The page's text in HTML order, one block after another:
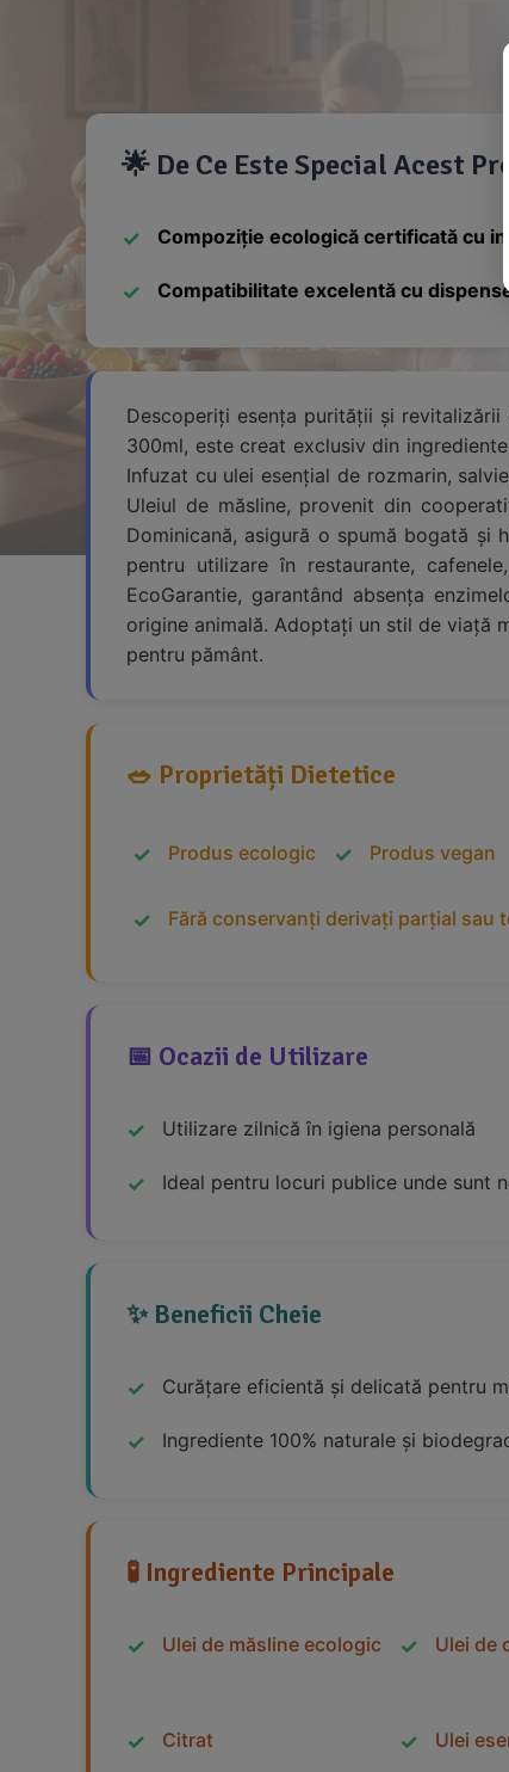
🌟 De Ce Este Special Acest
Compoziție ecologică certificată cu
Compatibilitate excelentă cu
Descoperiți esența purității și
300ml, este creat exclusiv din
Infuzat cu ulei esențial de rozmarin,
Uleiul de măsline, provenit din
Dominicană, asigură o spumă bogată și
pentru utilizare în restaurante,
EcoGarantie, garantând absența
origine animală. Adoptați un stil de viață
pentru pământ.
🥗 Proprietăți Dietetice
Produs ecologic Produs vegan
Fără conservanți derivați parțial sau
📅 Ocazii de Utilizare
Utilizare zilnică în igiena personală
Ideal pentru locuri publice unde sunt
✨ Beneficii Cheie
Curățare eficientă și delicată pentru
Ingrediente 100% naturale și
🧪 Ingrediente Principale
Ulei de măsline ecologic Ulei de
Citrat Ulei